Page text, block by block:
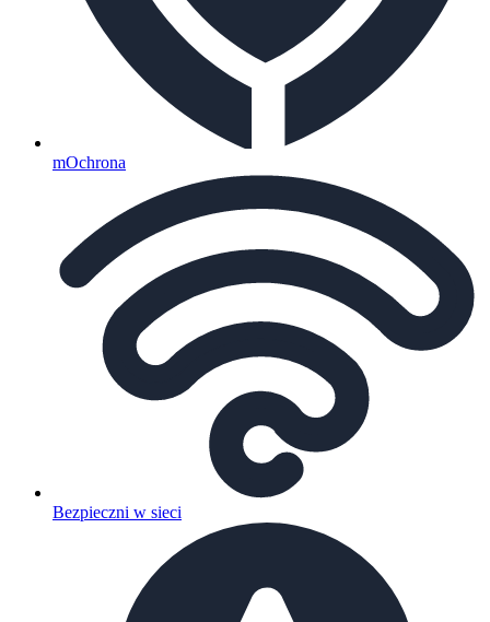
mOchrona
Bezpieczni w sieci